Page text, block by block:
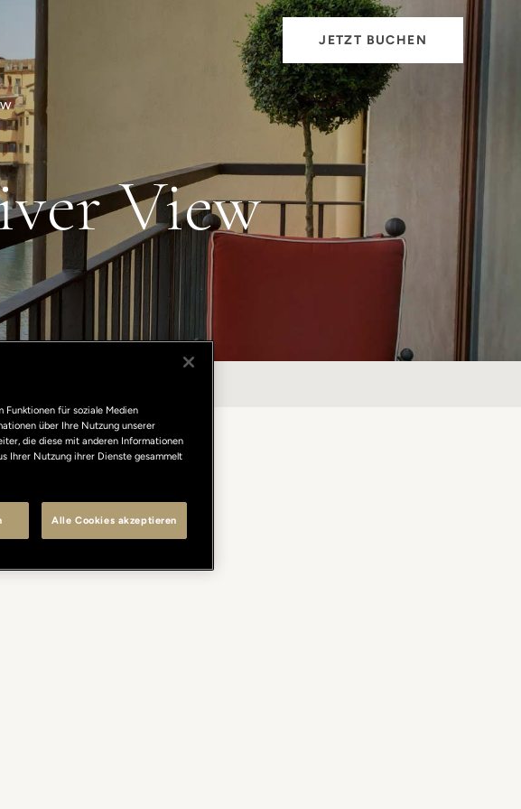
JETZT BUCHEN
View
Funktionen für soziale Medien
über Ihre Nutzung unserer
die diese mit anderen Informationen
Ihrer Nutzung ihrer Dienste gesammelt
Alle Cookies akzeptieren